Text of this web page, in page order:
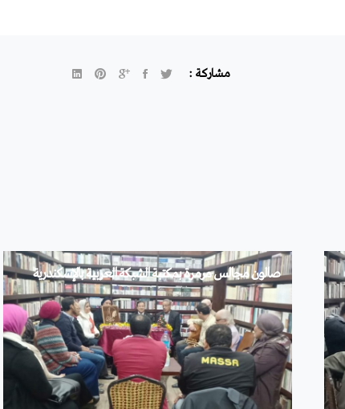
مشاركة :
صالون مجالس مرمرة بمكتبة الشبكة العربية بالإسكندرية